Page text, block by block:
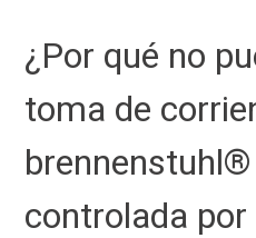
¿Por qué no
toma de
controlada por